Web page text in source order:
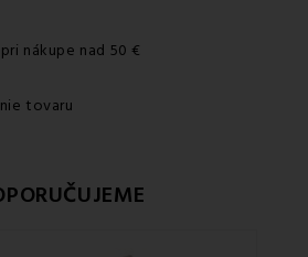
nákupe nad 50 €
tovaru